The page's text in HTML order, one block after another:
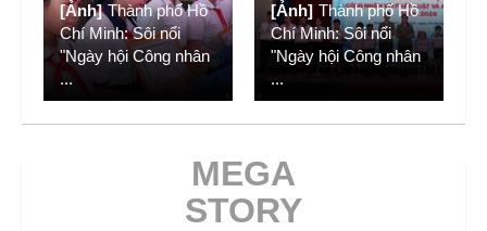
[Ảnh] Thành phố Hồ
Chí Minh: Sôi nổi
"Ngày hội Công nhân
...
[Ảnh] Thành phố Hồ
Chí Minh: Sôi nổi
"Ngày hội Công nhân
...
MEGA
STORY